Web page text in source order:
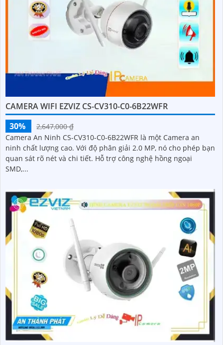
CAMERA WIFI EZVIZ CS-CV310-C0-6B22WFR
30%
2,647,000 ₫
Camera An Ninh CS-CV310-C0-6B22WFR là một Camera an
ninh chất lượng cao. Với độ phân giải 2.0 MP, nó cho phép bạn
quan sát rõ nét và chi tiết. Hỗ trợ công nghệ hồng ngoại
SMD,...